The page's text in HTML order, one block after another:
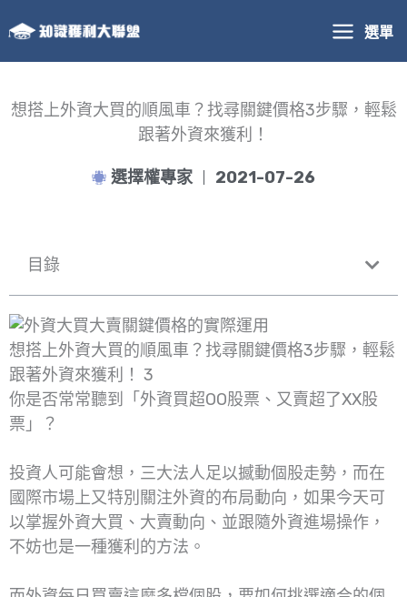
至
主
內
選單
想搭上外資大買的順風車？找尋關鍵價格3步驟，輕鬆
跟著外資來獲利！
選擇權專家 2021-07-26
目錄
想搭上外資大買的順風車？找尋關鍵價格3步驟，輕鬆
跟著外資來獲利！ 3
你是否常常聽到「外資買超OO股票、又賣超了XX股
票」？
投資人可能會想，三大法人足以撼動個股走勢，而在
國際市場上又特別關注外資的布局動向，如果今天可
以掌握外資大買、大賣動向、並跟隨外資進場操作，
不妨也是一種獲利的方法。